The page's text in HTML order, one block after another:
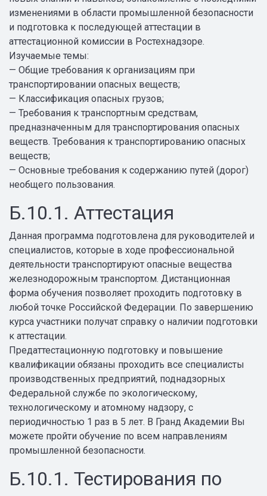
изменениями в области промышленной безопасности
и подготовка к последующей аттестации в
аттестационной комиссии в Ростехнадзоре.
Изучаемые темы:
— Общие требования к организациям при
транспортировании опасных веществ;
— Классификация опасных грузов;
— Требования к транспортным средствам,
предназначенным для транспортирования опасных
веществ. Требования к транспортированию опасных
веществ;
— Основные требования к содержанию путей (дорог)
необщего пользования.
Б.10.1. Аттестация
Данная программа подготовлена для руководителей и
специалистов, которые в ходе профессиональной
деятельности транспортируют опасные вещества
железнодорожным транспортом. Дистанционная
форма обучения позволяет проходить подготовку в
любой точке Российской Федерации. По завершению
курса участники получат справку о наличии подготовки
к аттестации.
Предаттестационную подготовку и повышение
квалификации обязаны проходить все специалисты
производственных предприятий, поднадзорных
Федеральной службе по экологическому,
технологическому и атомному надзору, с
периодичностью 1 раз в 5 лет. В Гранд Академии Вы
можете пройти обучение по всем направлениям
промышленной безопасности.
Б.10.1. Тестирования по